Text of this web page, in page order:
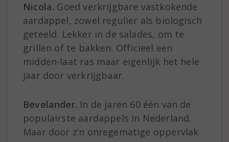
Nicola. Goed verkrijgbare vastkokende
aardappel, zowel regulier als biologisch
geteeld. Lekker in de salades, om te
grillen of te bakken. Officieel een
midden-laat ras maar eigenlijk het hele
jaar door verkrijgbaar.
Bevelander. In de jaren 60 één van de
populairste aardappels in Nederland.
Maar door z’n onregematige oppervlak